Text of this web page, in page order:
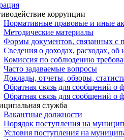
коррупции
Нормативные правовые и иные
Методические материалы
Формы документов, связанных с
Сведения о доходах, расходах, об
Комиссия по соблюдению
Часто задаваемые вопросы
Доклады, отчеты, обзоры,
Обратная связь для сообщений о
Обратная связь для сообщений о
служба
Вакантные должности
Порядок поступления на
Условия поступления на